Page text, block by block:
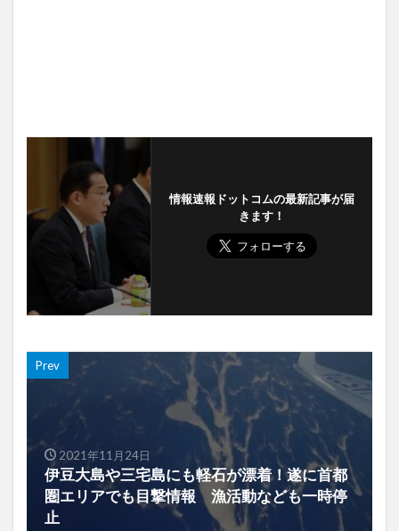
情報速報ドットコムの最新記事が届
きます！
Prev
2021年11月24日
伊豆大島や三宅島にも軽石が漂着！遂に首都
圏エリアでも目撃情報 漁活動なども一時停
止